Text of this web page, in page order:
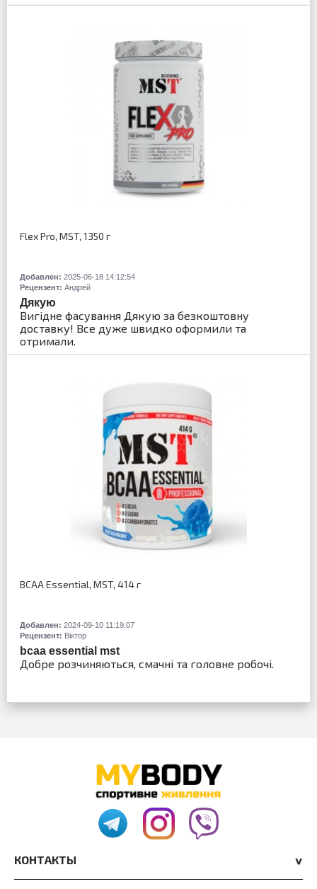
Flex Pro, MST, 1350 г
Добавлен: 2025-06-18 14:12:54
Рецензент: Андрей
Дякую
Вигідне фасування Дякую за безкоштовну
доставку! Все дуже швидко оформили та
отримали.
BCAA Essential, MST, 414 г
Добавлен: 2024-09-10 11:19:07
Рецензент: Віктор
bcaa essential mst
Добре розчиняються, смачні та головне робочі.
КОНТАКТЫ